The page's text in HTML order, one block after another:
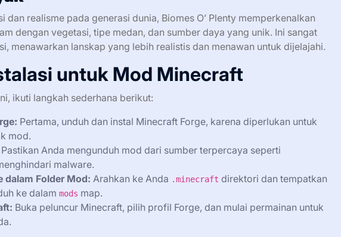
dan realisme pada generasi dunia, Biomes O’ Plenty memperkenalkan
dengan vegetasi, tipe medan, dan sumber daya yang unik. Ini sangat
menawarkan lanskap yang lebih realistis dan menawan untuk dijelajahi.
untuk Mod Minecraft
ikuti langkah sederhana berikut:
Pertama, unduh dan instal Minecraft Forge, karena diperlukan untuk
mod.
Pastikan Anda mengunduh mod dari sumber terpercaya seperti
malware.
dalam Folder Mod: Arahkan ke Anda .minecraft direktori dan tempatkan
ke dalam mods map.
Buka peluncur Minecraft, pilih profil Forge, dan mulai permainan untuk